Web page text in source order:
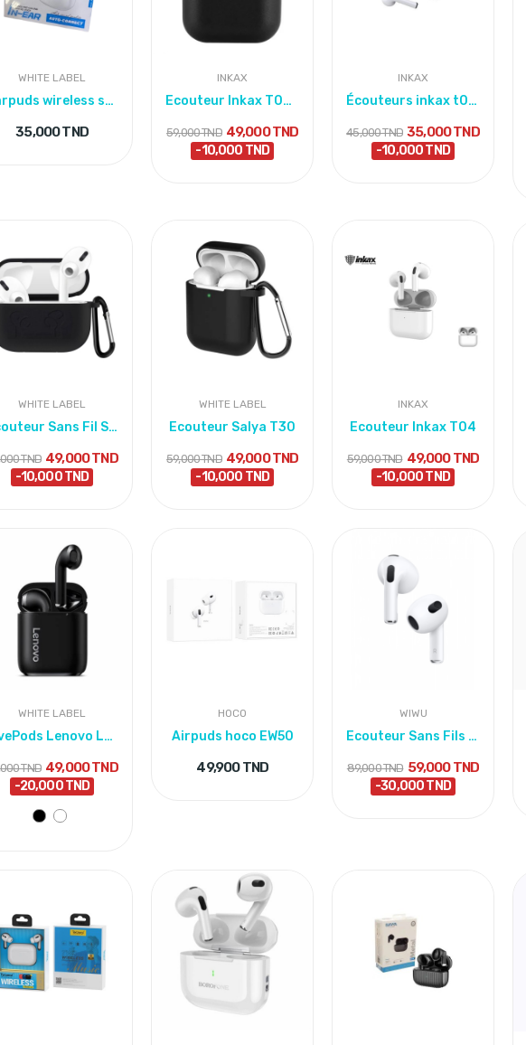
WHITE LABEL
Earpuds wireless stereo GFUZ AP-07
35,000 TND
INKAX
Ecouteur Inkax T02 Noir
59,000 TND 49,000 TND
-10,000 TND
INKAX
Écouteurs inkax t02 sans fil original
45,000 TND 35,000 TND
-10,000 TND
WHITE LABEL
Ecouteur Sans Fil Saiya T30 Bluetooth
TND 49,000 TND
-10,000 TND
WHITE LABEL
Ecouteur SaIya T30
59,000 TND 49,000 TND
-10,000 TND
INKAX
Ecouteur Inkax T04
59,000 TND 49,000 TND
-10,000 TND
WHITE LABEL
LivePods Lenovo LP2
TND 49,000 TND
-20,000 TND
HOCO
Airpuds hoco EW50
49,900 TND
WIWU
Ecouteur Sans Fils Wiwu Premium Original
89,000 TND 59,000 TND
-30,000 TND